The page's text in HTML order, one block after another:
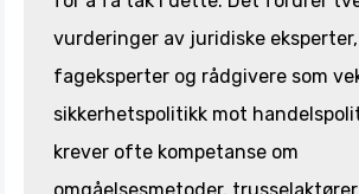
vurderinger av juridiske eksperter,
fageksperter og rådgivere som
sikkerhetspolitikk mot
krever ofte kompetanse om